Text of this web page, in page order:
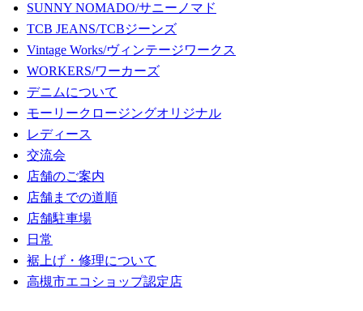
SUNNY NOMADO/サニーノマド
TCB JEANS/TCBジーンズ
Vintage Works/ヴィンテージワークス
WORKERS/ワーカーズ
デニムについて
モーリークロージングオリジナル
レディース
交流会
店舗のご案内
店舗までの道順
店舗駐車場
日常
裾上げ・修理について
高槻市エコショップ認定店